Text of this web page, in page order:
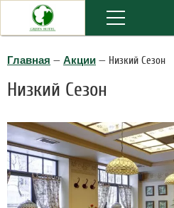
Меню
Главная — Акции — Низкий Сезон
Низкий Сезон